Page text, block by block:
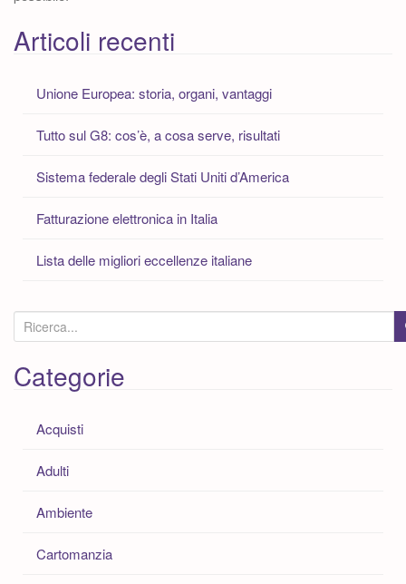
Articoli recenti
Unione Europea: storia, organi, vantaggi
Tutto sul G8: cos’è, a cosa serve, risultati
Sistema federale degli Stati Uniti d’America
Fatturazione elettronica in Italia
Lista delle migliori eccellenze italiane
e
r
c
Categorie
Acquisti
Adulti
Ambiente
Cartomanzia